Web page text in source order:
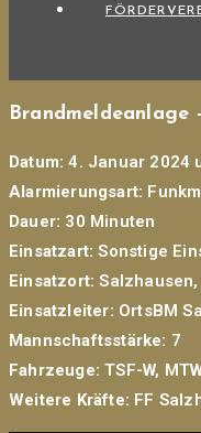
Brandmeldeanlage
Datum: 4. Januar 2024
Alarmierungsart:
Dauer: 30 Minuten
Einsatzart: Sonstige
Einsatzort:
Einsatzleiter: OrtsBM
Mannschaftsstärke: 7
Fahrzeuge: TSF-W,
Weitere Kräfte: FF